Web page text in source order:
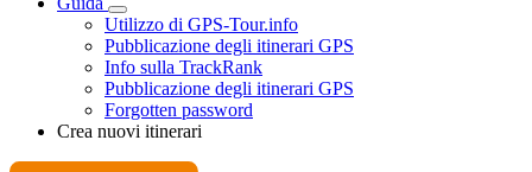
Utilizzo di GPS-Tour.info
Pubblicazione degli itinerari GPS
Info sulla TrackRank
Pubblicazione degli itinerari GPS
Forgotten password
Crea nuovi itinerari